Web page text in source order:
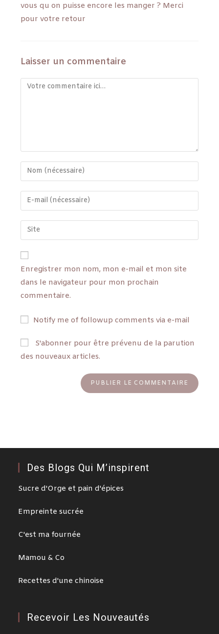
vous qu on puisse encore les manger ? Merci
pour votre retour
Laisser un commentaire
Enregistrer mon nom, mon e-mail et mon site
dans le navigateur pour mon prochain
commentaire.
Notify me of followup comments via e-mail
S'abonner pour être prévenu de la parution
des nouveaux articles.
Des Blogs Qui M’inspirent
Sucre d'Orge et pain d'épices
Empreinte sucrée
C'est ma fournée
Mamou & Co
Recettes d'une chinoise
Recevoir Les Nouveautés